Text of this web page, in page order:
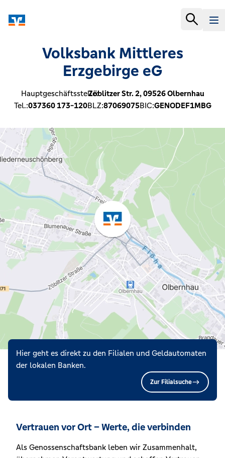
Volksbank Mittleres
Erzgebirge eG
Hauptgeschäftsstelle:Zöblitzer Str. 2,09526Olbernhau
Tel.:037360 173-120BLZ:87069075BIC:GENODEF1MBG
Hier geht es direkt zu den Filialen und Geldautomaten
der lokalen Banken.
Zur Filialsuche
Vertrauen vor Ort – Werte, die verbinden
Als Genossenschaftsbank leben wir Zusammenhalt,